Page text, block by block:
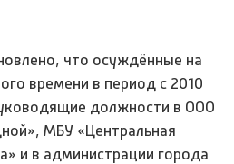
что осуждённые на
времени в период с 2010
должности в ООО
МБУ «Центральная
и в администрации города